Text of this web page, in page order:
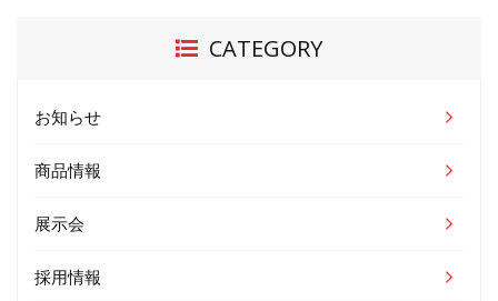
CATEGORY
お知らせ
商品情報
展示会
採用情報